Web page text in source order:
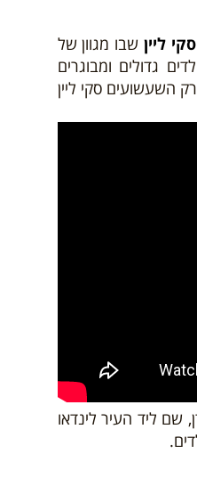
סקי לייןשבו מגוון של
גדולים ומבוגרים
השעשועים סקי ליין
שם ליד העיר לינדאו